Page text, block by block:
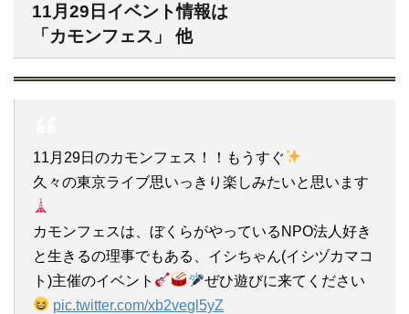
11月29日イベント情報は
「カモンフェス」 他
11月29日のカモンフェス！！もうすぐ
久々の東京ライブ思いっきり楽しみたいと思います
カモンフェスは、ぼくらがやっているNPO法人好き
と生きるの理事でもある、イシちゃん(イシヅカマコ
ト)主催のイベント
ぜひ遊びに来てください
pic.twitter.com/xb2vegl5yZ